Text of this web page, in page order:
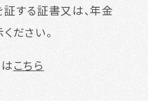
する証書又は、年金
ださい。
こちら